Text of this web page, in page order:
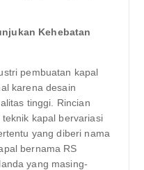
Kehebatan
pembuatan kapal
karena desain
tinggi. Rincian
kapal bervariasi
yang diberi nama
bernama RS
yang masing-